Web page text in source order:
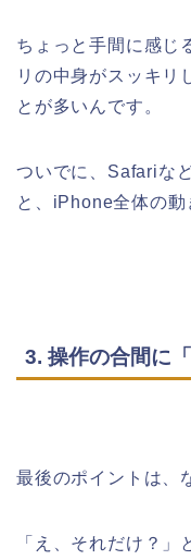
ちょっと手間に感じ
リの中身がスッキリ
とが多いんです。
ついでに、Safariな
と、iPhone全体の動
3. 操作の合間に
最後のポイントは、
「え、それだけ？